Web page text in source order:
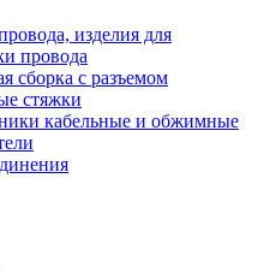
изделия для
провода
сборка с разъемом
стяжки
кабельные и обжимные